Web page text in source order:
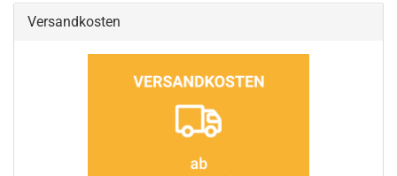
Versandkosten